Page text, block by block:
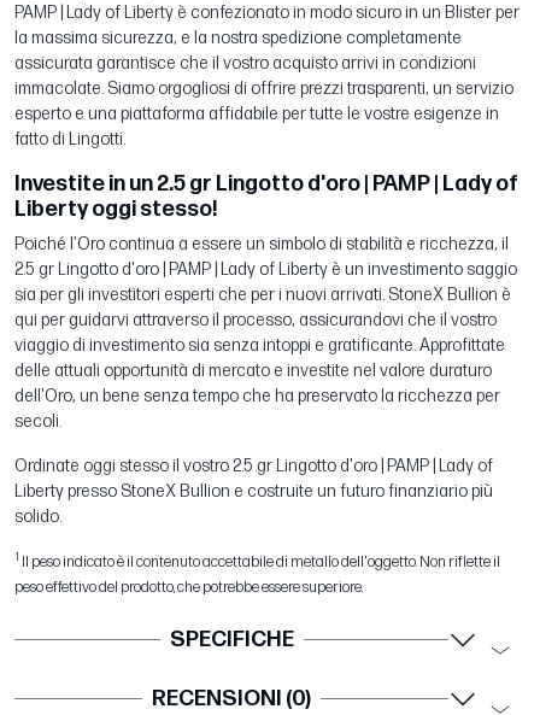
PAMP | Lady of Liberty è confezionato in modo sicuro in un Blister per
la massima sicurezza, e la nostra spedizione completamente
assicurata garantisce che il vostro acquisto arrivi in condizioni
immacolate. Siamo orgogliosi di offrire prezzi trasparenti, un servizio
esperto e una piattaforma affidabile per tutte le vostre esigenze in
fatto di Lingotti.
Investite in un 2.5 gr Lingotto d'oro | PAMP | Lady of
Liberty oggi stesso!
Poiché l'Oro continua a essere un simbolo di stabilità e ricchezza, il
2.5 gr Lingotto d'oro | PAMP | Lady of Liberty è un investimento saggio
sia per gli investitori esperti che per i nuovi arrivati. StoneX Bullion è
qui per guidarvi attraverso il processo, assicurandovi che il vostro
viaggio di investimento sia senza intoppi e gratificante. Approfittate
delle attuali opportunità di mercato e investite nel valore duraturo
dell'Oro, un bene senza tempo che ha preservato la ricchezza per
secoli.
Ordinate oggi stesso il vostro 2.5 gr Lingotto d'oro | PAMP | Lady of
Liberty presso StoneX Bullion e costruite un futuro finanziario più
solido.
1 Il peso indicato è il contenuto accettabile di metallo dell'oggetto. Non riflette il
peso effettivo del prodotto, che potrebbe essere superiore.
SPECIFICHE
RECENSIONI (0)